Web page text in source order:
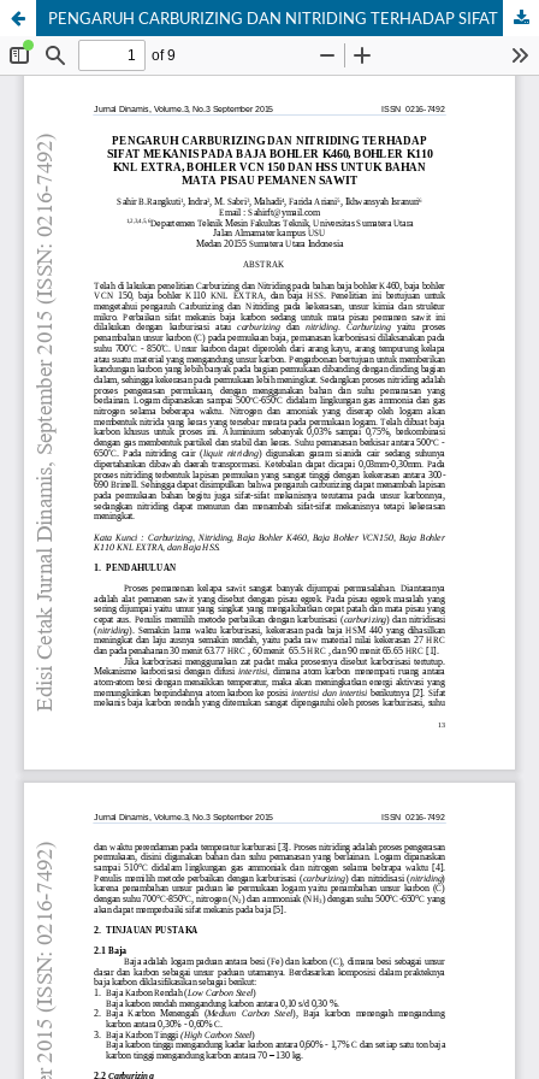
PENGARUH CARBURIZING DAN NITRIDING TERHADAP SIFAT MEKANIS PADA BAJA BOHLER K460, BOHLER K110 KNL EXTRA, BOHLER VCN 150 DAN HSS UNTUK BAHAN MATA PISAU PEMANEN SAWIT